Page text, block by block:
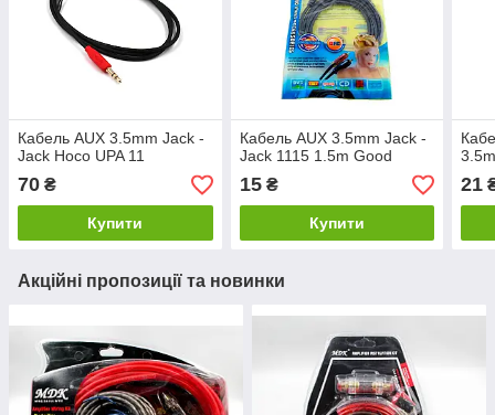
Кабель AUX 3.5mm Jack -
Jack Hoco UPA 11
70 ₴
Купити
Кабель AUX 3.5mm Jack -
Jack 1115 1.5m Good
15₴
Купити
21
Акційні пропозиції та новинки